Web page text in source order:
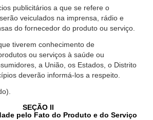
publicitários a que se refere o
veiculados na imprensa, rádio e
do fornecedor do produto ou serviço.
tiverem conhecimento de
ou serviços à saúde ou
a União, os Estados, o Distrito
deverão informá-los a respeito.
SEÇÃO II
pelo Fato do Produto e do Serviço